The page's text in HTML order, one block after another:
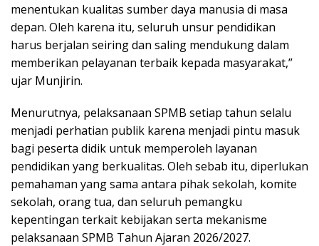
menentukan kualitas sumber daya manusia di masa
depan. Oleh karena itu, seluruh unsur pendidikan
harus berjalan seiring dan saling mendukung dalam
memberikan pelayanan terbaik kepada masyarakat,”
ujar Munjirin.
Menurutnya, pelaksanaan SPMB setiap tahun selalu
menjadi perhatian publik karena menjadi pintu masuk
bagi peserta didik untuk memperoleh layanan
pendidikan yang berkualitas. Oleh sebab itu, diperlukan
pemahaman yang sama antara pihak sekolah, komite
sekolah, orang tua, dan seluruh pemangku
kepentingan terkait kebijakan serta mekanisme
pelaksanaan SPMB Tahun Ajaran 2026/2027.